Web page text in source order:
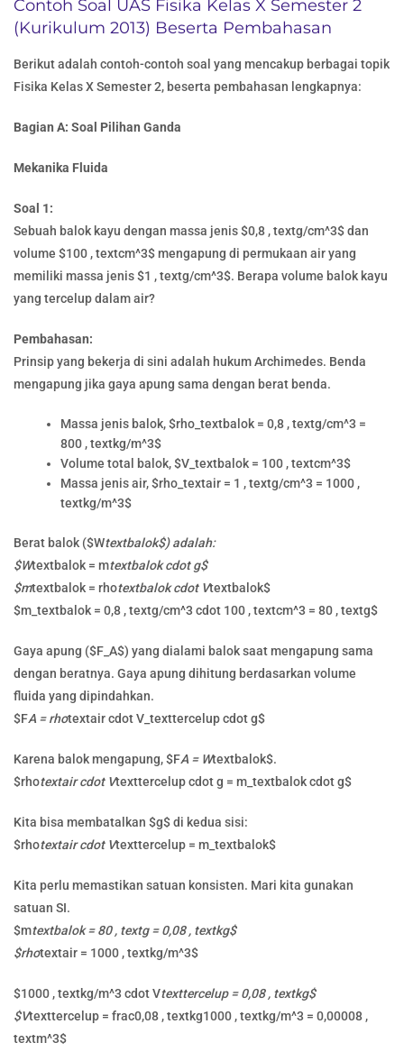
Contoh Soal UAS Fisika Kelas X Semester 2
(Kurikulum 2013) Beserta Pembahasan
Berikut adalah contoh-contoh soal yang mencakup berbagai topik
Fisika Kelas X Semester 2, beserta pembahasan lengkapnya:
Bagian A: Soal Pilihan Ganda
Mekanika Fluida
Soal 1:
Sebuah balok kayu dengan massa jenis $0,8 , textg/cm^3$ dan
volume $100 , textcm^3$ mengapung di permukaan air yang
memiliki massa jenis $1 , textg/cm^3$. Berapa volume balok kayu
yang tercelup dalam air?
Pembahasan:
Prinsip yang bekerja di sini adalah hukum Archimedes. Benda
mengapung jika gaya apung sama dengan berat benda.
Massa jenis balok, $rho_textbalok = 0,8 , textg/cm^3 =
800 , textkg/m^3$
Volume total balok, $V_textbalok = 100 , textcm^3$
Massa jenis air, $rho_textair = 1 , textg/cm^3 = 1000 ,
textkg/m^3$
Berat balok ($Wtextbalok$) adalah:
$Wtextbalok = mtextbalok cdot g$
$mtextbalok = rhotextbalok cdot Vtextbalok$
$m_textbalok = 0,8 , textg/cm^3 cdot 100 , textcm^3 = 80 , textg$
Gaya apung ($F_A$) yang dialami balok saat mengapung sama
dengan beratnya. Gaya apung dihitung berdasarkan volume
fluida yang dipindahkan.
$FA = rhotextair cdot V_texttercelup cdot g$
Karena balok mengapung, $FA = Wtextbalok$.
$rhotextair cdot Vtexttercelup cdot g = m_textbalok cdot g$
Kita bisa membatalkan $g$ di kedua sisi:
$rhotextair cdot Vtexttercelup = m_textbalok$
Kita perlu memastikan satuan konsisten. Mari kita gunakan
satuan SI.
$mtextbalok = 80 , textg = 0,08 , textkg$
$rhotextair = 1000 , textkg/m^3$
$1000 , textkg/m^3 cdot Vtexttercelup = 0,08 , textkg$
$Vtexttercelup = frac0,08 , textkg1000 , textkg/m^3 = 0,00008 ,
textm^3$